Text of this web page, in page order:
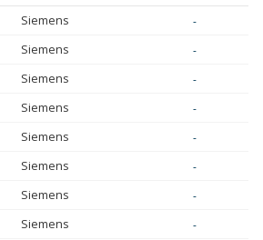
Siemens -
Siemens -
Siemens -
Siemens -
Siemens -
Siemens -
Siemens -
Siemens -